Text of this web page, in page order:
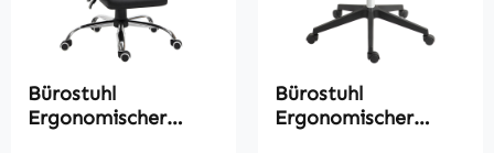
Bürostuhl
Ergonomischer
Bürostuhl
Ergonomischer